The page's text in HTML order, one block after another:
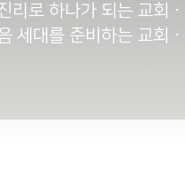
리로 하나가 되는 교회ㆍ
세대를 준비하는 교회ㆍ